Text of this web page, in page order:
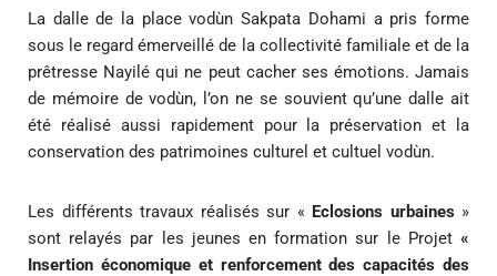
La dalle de la place vodùn Sakpata Dohami a pris forme
sous le regard émerveillé de la collectivité familiale et de la
prêtresse Nayilé qui ne peut cacher ses émotions. Jamais
de mémoire de vodùn, l’on ne se souvient qu’une dalle ait
été réalisé aussi rapidement pour la préservation et la
conservation des patrimoines culturel et cultuel vodùn.
Les différents travaux réalisés sur « Eclosions urbaines »
sont relayés par les jeunes en formation sur le Projet «
Insertion économique et renforcement des capacités des